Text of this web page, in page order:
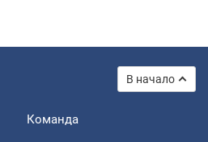
В начало
Команда